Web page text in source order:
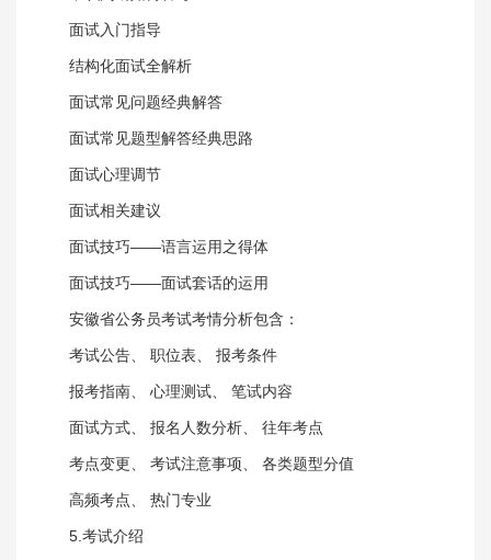
面试入门指导
结构化面试全解析
面试常见问题经典解答
面试常见题型解答经典思路
面试心理调节
面试相关建议
面试技巧——语言运用之得体
面试技巧——面试套话的运用
安徽省公务员考试考情分析包含：
考试公告、 职位表、 报考条件
报考指南、 心理测试、 笔试内容
面试方式、 报名人数分析、 往年考点
考点变更、 考试注意事项、 各类题型分值
高频考点、 热门专业
5.考试介绍